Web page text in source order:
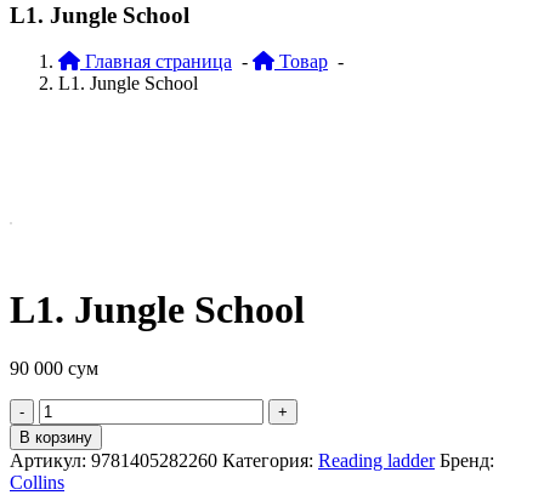
L1. Jungle School
Главная страница - Товар -
L1. Jungle School
L1. Jungle School
90 000 сум
Quantity
В корзину
Артикул: 9781405282260 Категория: Reading ladder Бренд:
Collins